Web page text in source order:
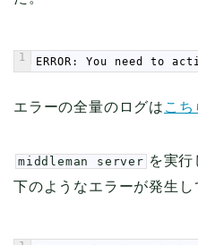
1 ERROR: You need to
エラーの全量のログは こち
middleman server を実
下のようなエラーが発生し